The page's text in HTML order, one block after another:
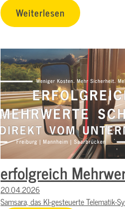
Weiterlesen
erfolgreich
20.04.2026
Samsara, das KI-gesteuerte Telematik-